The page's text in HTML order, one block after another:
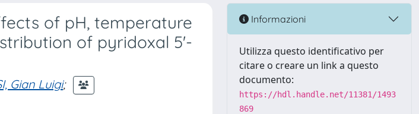
of pH, temperature
of pyridoxal 5'-
Gian Luigi;
Informazioni
Utilizza questo identificativo per
citare o creare un link a questo
documento:
https://hdl.handle.net/11381/1493
869